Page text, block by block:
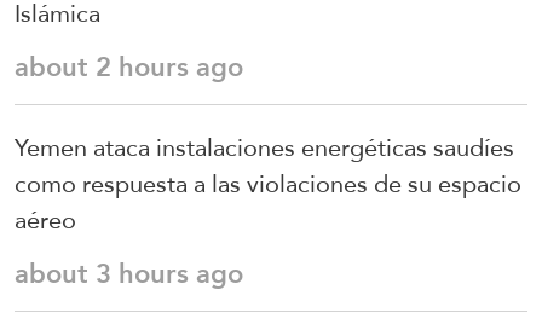
Islámica
about 2 hours ago
Yemen ataca instalaciones energéticas saudíes
como respuesta a las violaciones de su espacio
aéreo
about 3 hours ago